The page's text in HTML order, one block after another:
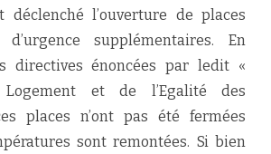
l’ouverture de places
d’urgence supplémentaires. En
directives énoncées par ledit «
et de l’Egalité des
places n’ont pas été fermées
sont remontées. Si bien